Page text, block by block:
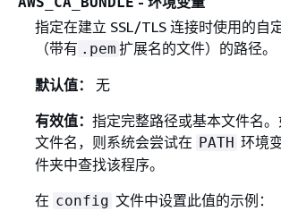
指定在建立 SSL/TLS 连接时使用的自
（带有 .pem 扩展名的文件）的路径。
默认值：
无
有效值： 指定完整路径或基本文件名
文件名，则系统会尝试在 PATH 环境
件夹中查找该程序。
在 config 文件中设置此值的示例：